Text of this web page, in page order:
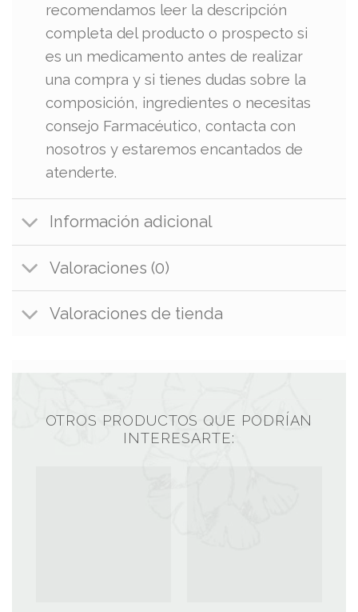
recomendamos leer la descripción
completa del producto o prospecto si
es un medicamento antes de realizar
una compra y si tienes dudas sobre la
composición, ingredientes o necesitas
consejo Farmacéutico, contacta con
nosotros y estaremos encantados de
atenderte.
Información adicional
Valoraciones (0)
Valoraciones de tienda
OTROS PRODUCTOS QUE PODRÍAN
INTERESARTE: